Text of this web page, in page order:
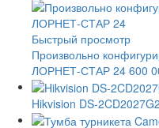
Быстрый просмотр
Произвольно
ЛОРНЕТ-СТАР 24 600
Hikvision DS-